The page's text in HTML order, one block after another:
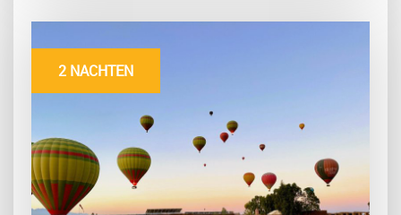
2 NACHTEN